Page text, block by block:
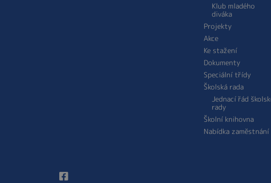
Klub mladého
diváka
Projekty
Akce
Ke stažení
Dokumenty
Speciální třídy
Školská rada
Jednací řád
rady
Školní knihovna
Nabídka zaměstnání